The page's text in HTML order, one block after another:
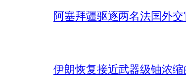
阿塞拜疆驱逐两名法国外交
伊朗恢复接近武器级铀浓缩